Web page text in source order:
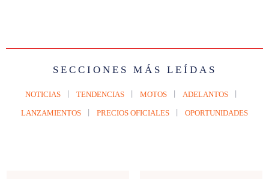
SECCIONES MÁS LEÍDAS
NOTICIAS TENDENCIAS MOTOS ADELANTOS
LANZAMIENTOS PRECIOS OFICIALES OPORTUNIDADES